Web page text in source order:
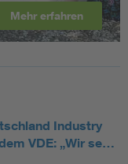
Mehr erfahren
Industry
VDE: „Wir se…